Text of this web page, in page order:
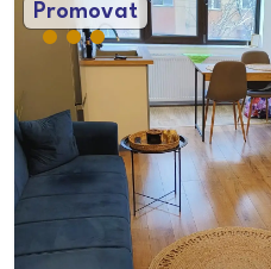
Promovat